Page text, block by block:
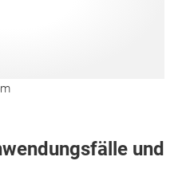
und